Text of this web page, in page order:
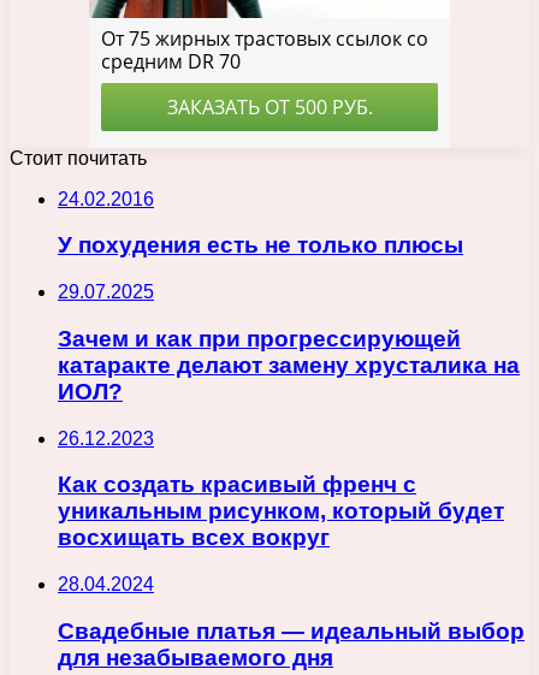
Стоит почитать
24.02.2016
У похудения есть не только плюсы
29.07.2025
Зачем и как при прогрессирующей
катаракте делают замену хрусталика на
ИОЛ?
26.12.2023
Как создать красивый френч с
уникальным рисунком, который будет
восхищать всех вокруг
28.04.2024
Свадебные платья — идеальный выбор
для незабываемого дня